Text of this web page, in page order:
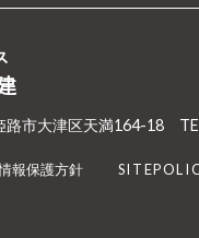
路市大津区天満164-18
報保護方針